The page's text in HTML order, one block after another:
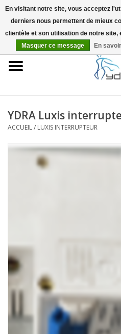
EUR
Accueil
Accessoires
YDRA Luxis
ACCUEIL/ LUXIS INTERRUPTEUR
En visitant notre site, vous acceptez
derniers nous permettent de mieux
clientèle et son utilisation de notre
Masquer ce message
En